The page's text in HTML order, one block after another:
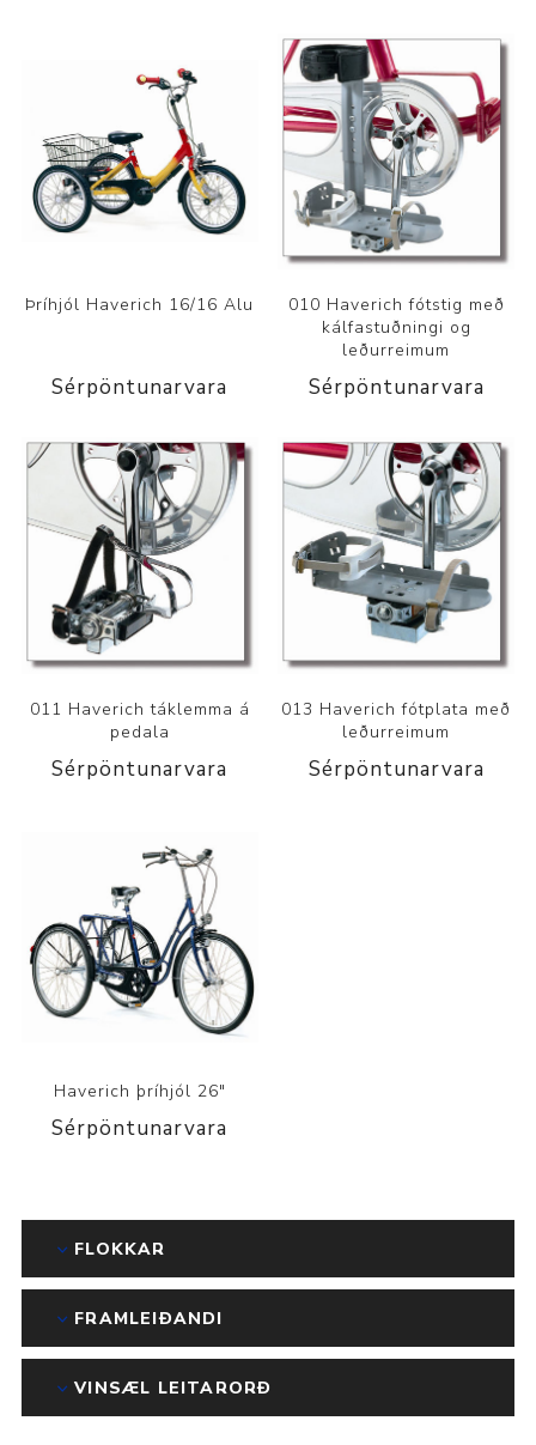
Þríhjól Haverich 16/16 Alu
Sérpöntunarvara
010 Haverich fótstig með
kálfastuðningi og
leðurreimum
Sérpöntunarvara
011 Haverich táklemma á
pedala
Sérpöntunarvara
013 Haverich fótplata með
leðurreimum
Sérpöntunarvara
Haverich þríhjól 26"
Sérpöntunarvara
FLOKKAR
FRAMLEIÐANDI
VINSÆL LEITARORÐ